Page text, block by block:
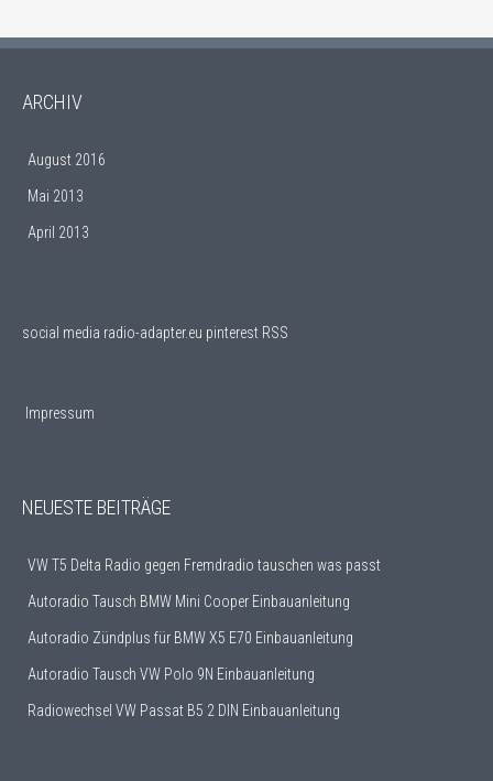
ARCHIV
August 2016
Mai 2013
April 2013
social media radio-adapter.eu pinterest RSS
Impressum
NEUESTE BEITRÄGE
VW T5 Delta Radio gegen Fremdradio tauschen was passt
Autoradio Tausch BMW Mini Cooper Einbauanleitung
Autoradio Zündplus für BMW X5 E70 Einbauanleitung
Autoradio Tausch VW Polo 9N Einbauanleitung
Radiowechsel VW Passat B5 2 DIN Einbauanleitung